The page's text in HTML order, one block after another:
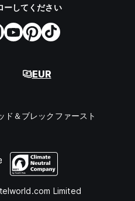
ーしてください
EUR
ド＆ブレックファースト
Limited